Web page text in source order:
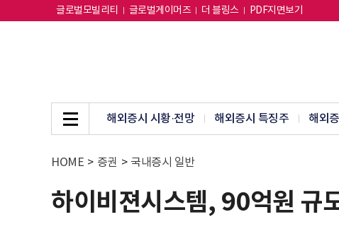
글로벌모빌리티 글로벌게이머즈 더 블링스 PDF지면보기
해외증시 시황·전망 해외증시 특징주 해외
HOME > 증권 > 국내증시 일반
하이비젼시스템, 90억원 규